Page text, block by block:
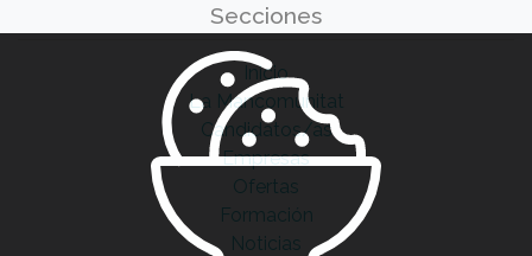
Secciones
Inicio
La Mancomunitat
Candidatos/as
Empresas
Ofertas
Formación
Noticias